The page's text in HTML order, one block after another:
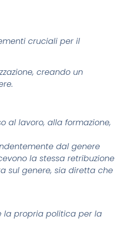
cruciali per il
creando un
al lavoro, alla formazione,
dal genere
la stessa retribuzione
sul genere, sia diretta che
la propria politica per la